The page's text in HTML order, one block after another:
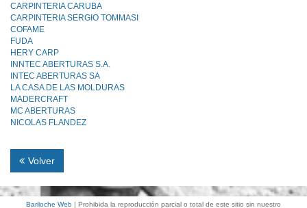
CARPINTERIA CARUBA
CARPINTERIA SERGIO TOMMASI
COFAME
FUDA
HERY CARP
INNTEC ABERTURAS S.A.
INTEC ABERTURAS SA
LA CASA DE LAS MOLDURAS
MADERCRAFT
MC ABERTURAS
NICOLAS FLANDEZ
Volver
Bariloche Web | Prohibida la reproducción parcial o total de este sitio sin nuestro